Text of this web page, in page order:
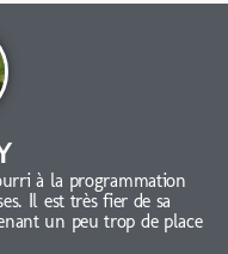
à la programmation
Il est très fier de sa
un peu trop de place